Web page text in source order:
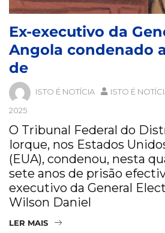
Ex-executivo da
Angola condenado
de
ISTO É NOTÍCIA ISTO É
2025
O Tribunal Federal do
Iorque, nos Estados
(EUA), condenou, nesta
sete anos de prisão
executivo da General
Wilson Daniel
LER MAIS